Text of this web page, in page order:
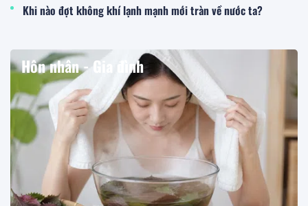
Khi nào đợt không khí lạnh mạnh mới tràn về nước ta?
Hôn nhân - Gia đình